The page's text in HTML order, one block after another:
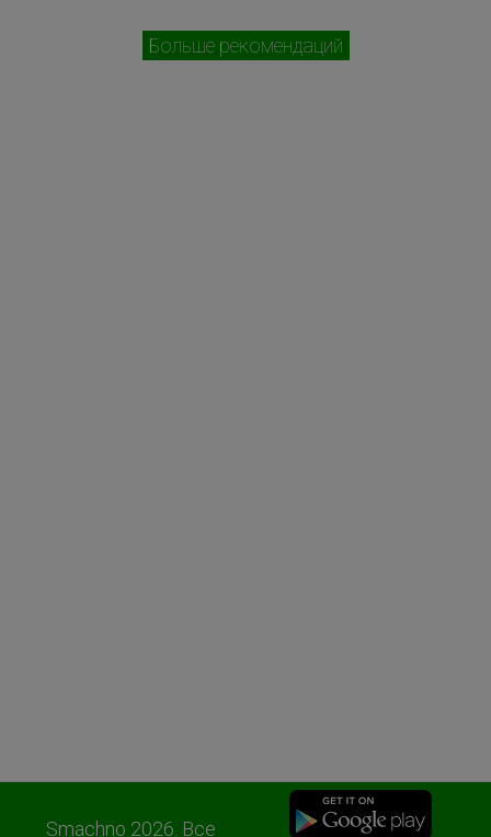
Больше рекомендаций
Smachno 2026. Все